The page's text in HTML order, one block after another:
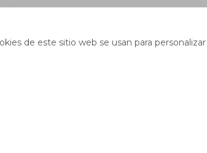
de este sitio web se usan para
Wish List